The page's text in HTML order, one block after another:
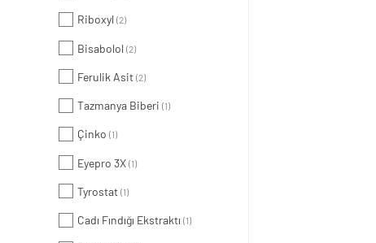
Riboxyl (2)
Bisabolol (2)
Ferulik Asit (2)
Tazmanya Biberi (1)
Çinko (1)
Eyepro 3X (1)
Tyrostat (1)
Cadı Fındığı Ekstraktı (1)